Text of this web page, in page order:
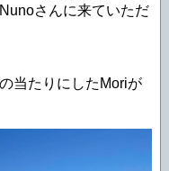
さんに来ていただ
当たりにしたMoriが